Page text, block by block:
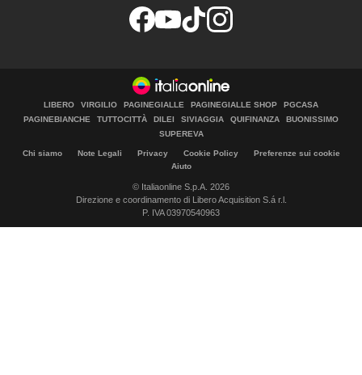
LIBERO VIRGILIO PAGINEGIALLE PAGINEGIALLE SHOP
PGCASA
PAGINEBIANCHE
TUTTOCITTÀ DILEI SIVIAGGIA QUIFINANZA
BUONISSIMO
SUPEREVA
Chi siamo Note Legali Privacy Cookie Policy
Preferenze sui cookie
Aiuto
© Italiaonline S.p.A. 2026
Direzione e coordinamento di Libero Acquisition S.á r.l.
P. IVA 03970540963